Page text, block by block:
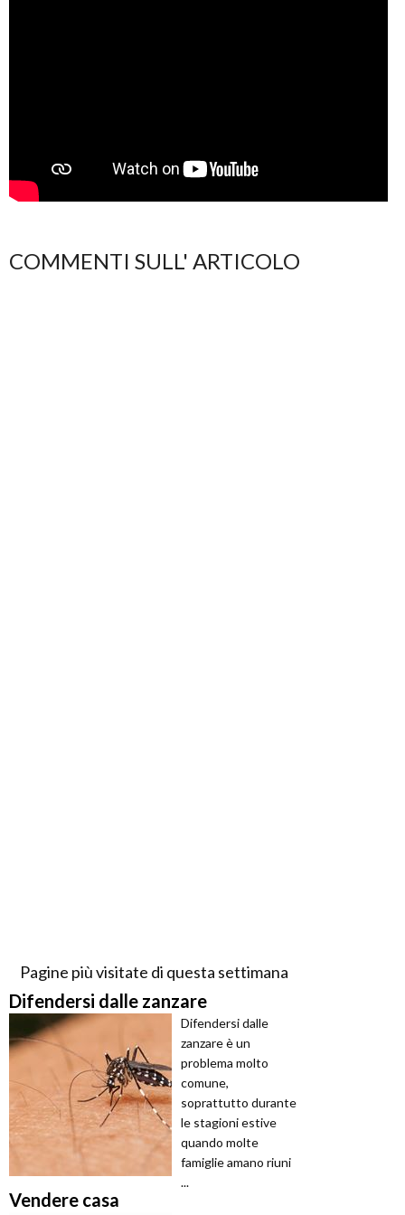
COMMENTI SULL' ARTICOLO
Pagine più visitate di questa settimana
Difendersi dalle zanzare
Difendersi dalle
zanzare è un
problema molto
comune,
soprattutto durante
le stagioni estive
quando molte
famiglie amano riuni
...
Vendere casa